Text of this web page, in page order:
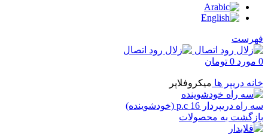
فهرست
0 مورد 0 تومان
برای بزرگنمایی کلیک کنید
خانه دریپر ها میکروفلاپر
سه راه دریپردار p.c 16 (خودشوینده)
بازگشت به محصولات